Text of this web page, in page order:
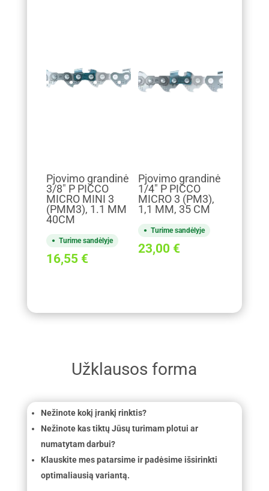
Pjovimo grandinė
3/8" P PICCO
MICRO MINI 3
(PMM3), 1.1 MM
40CM
Turime sandėlyje
16,55 €
Pjovimo grandinė
1/4" P PICCO
MICRO 3 (PM3),
1,1 MM, 35 CM
Turime sandėlyje
23,00 €
Užklausos forma
Nežinote kokį įrankį rinktis?
Nežinote kas tiktų Jūsų turimam plotui ar
numatytam darbui?
Klauskite mes patarsime ir padėsime išsirinkti
optimaliausią variantą.